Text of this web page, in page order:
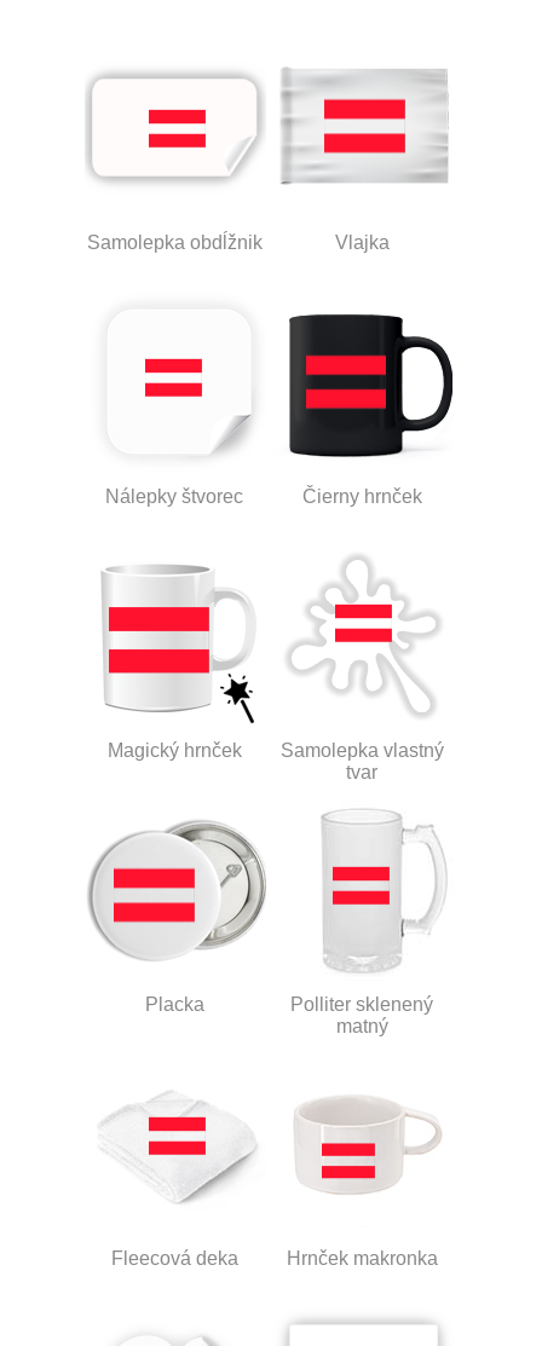
Samolepka obdĺžnik Vlajka
Nálepky štvorec Čierny hrnček
Magický hrnček
Samolepka vlastný
tvar
Placka
Polliter sklenený
matný
Fleecová deka Hrnček makronka